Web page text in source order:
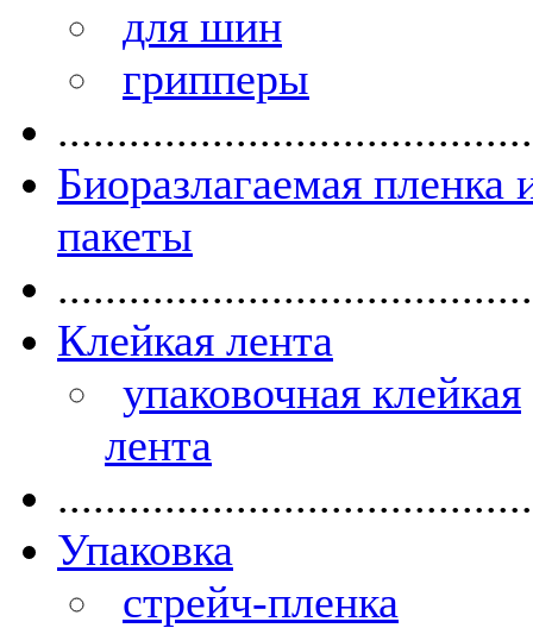
для шин
грипперы
Биоразлагаемая пленка
пакеты
Клейкая лента
упаковочная клейкая
лента
Упаковка
стрейч-пленка